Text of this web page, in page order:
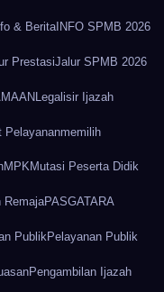
& BeritaINFO SPMB 2026
PrestasiJalur SPMB 2026
Legalisir Ijazah
Pelayananmemilih
MPKMutasi Peserta Didik
RemajaPASGATARA
PublikPelayanan Publik
Pengambilan Ijazah